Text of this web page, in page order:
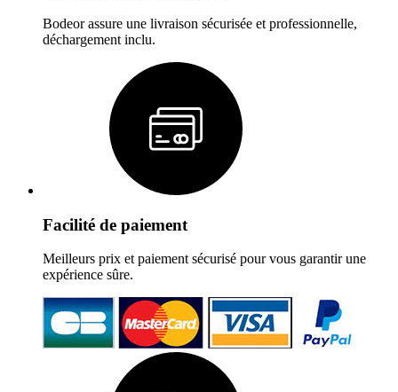
Bodeor assure une livraison sécurisée et professionnelle,
déchargement inclu.
Facilité de paiement
Meilleurs prix et paiement sécurisé pour vous garantir une
expérience sûre.